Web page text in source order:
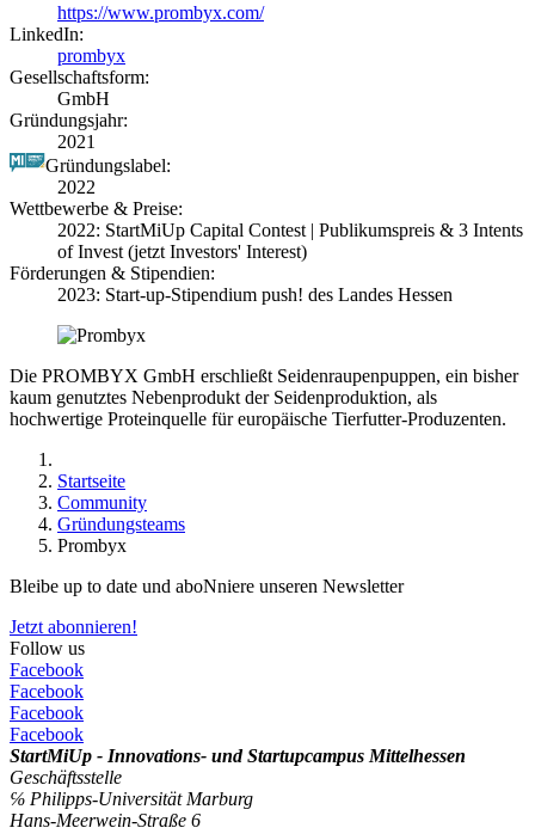
https://www.prombyx.com/
LinkedIn:
prombyx
Gesellschaftsform:
GmbH
Gründungsjahr:
2021
Gründungslabel:
2022
Wettbewerbe & Preise:
2022: StartMiUp Capital Contest | Publikumspreis & 3 Intents
of Invest (jetzt Investors' Interest)
Förderungen & Stipendien:
2023: Start-up-Stipendium push! des Landes Hessen
Die PROMBYX GmbH erschließt Seidenraupenpuppen, ein bisher
kaum genutztes Nebenprodukt der Seidenproduktion, als
hochwertige Proteinquelle für europäische Tierfutter-Produzenten.
Startseite
Community
Gründungsteams
Prombyx
Bleibe up to date und aboNniere unseren Newsletter
Jetzt abonnieren!
Follow us
Facebook
Facebook
Facebook
Facebook
StartMiUp - Innovations- und Startupcampus Mittelhessen
Geschäftsstelle
℅ Philipps-Universität Marburg
Hans-Meerwein-Straße 6